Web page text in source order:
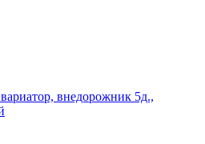
внедорожник 5д.,